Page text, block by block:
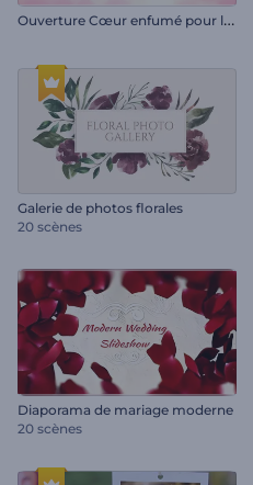
O
uverture Cœur enfumé pour la Saint-Valentin
Galerie de photos florales
20 scènes
Diaporama de mariage moderne
20 scènes